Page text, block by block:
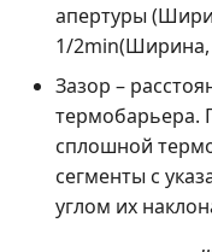
апертуры
1/2min(Ширина,
Зазор –
термобарьера.
сплошной
сегменты с
углом их